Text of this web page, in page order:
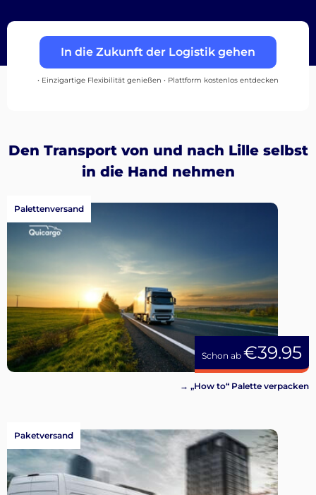
Einloggen
In die Zukunft der Logistik gehen
• Einzigartige Flexibilität genießen • Plattform kostenlos entdecken
Den Transport von und nach Lille selbst
in die Hand nehmen
Schon ab €39.95
Palettenversand
→ „How to“ Palette verpacken
Paketversand